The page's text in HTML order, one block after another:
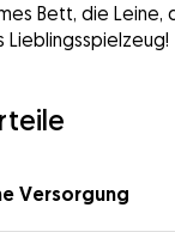
Bett, die Leine,
Lieblingsspielzeug!
Versorgung